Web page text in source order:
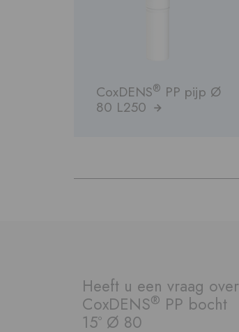
CoxDENS® PP pijp Ø
80 L250
Heeft u een vraag over
CoxDENS® PP bocht
15º Ø 80